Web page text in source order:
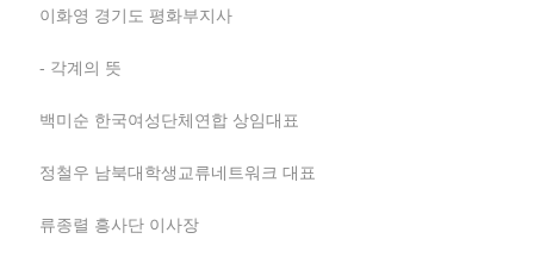
이화영 경기도 평화부지사
- 각계의 뜻
백미순 한국여성단체연합 상임대표
정철우 남북대학생교류네트워크 대표
류종렬 흥사단 이사장